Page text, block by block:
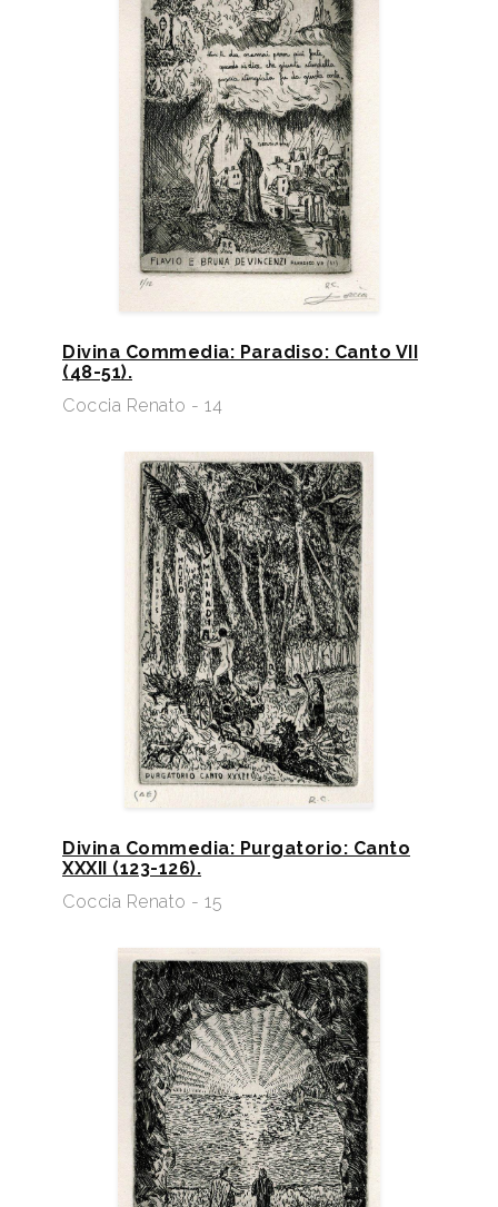
Divina Commedia: Paradiso: Canto VII
(48-51).
Coccia Renato - 14
Divina Commedia: Purgatorio: Canto
XXXII (123-126).
Coccia Renato - 15